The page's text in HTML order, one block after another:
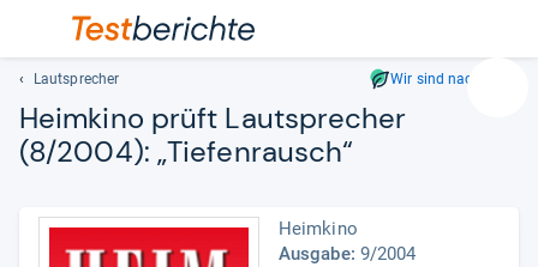
Lautsprecher Wir sind nachhaltig
Heim­kino prüft Laut­spre­cher
(8/2004): „Tie­fen­rausch“
Heimkino
Ausgabe: 9/2004